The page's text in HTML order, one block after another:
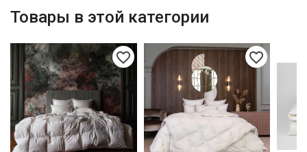
Товары в этой категории
favorite_border favorite_border